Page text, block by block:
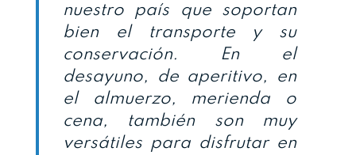
nuestro país que soportan
bien el transporte y su
conservación. En el
desayuno, de aperitivo, en
el almuerzo, merienda o
cena, también son muy
versátiles para disfrutar en